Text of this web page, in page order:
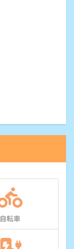
自転車